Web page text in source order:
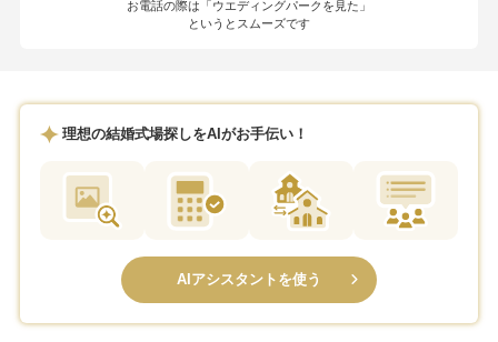
お電話の際は「ウエディングパークを見た」
というとスムーズです
理想の結婚式場探しをAIがお手伝い！
AIアシスタントを使う